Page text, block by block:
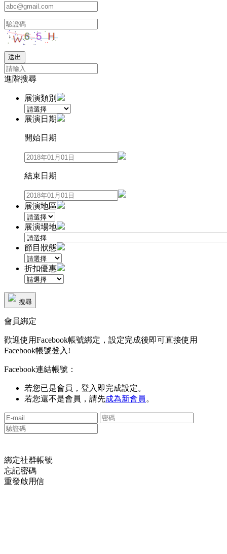
進階搜尋
展演類別
展演日期
開始日期
結束日期
展演地區
展演場地
節目狀態
折扣優惠
搜尋
會員綁定
歡迎使用Facebook帳號綁定，設定完成後即可直接使用
Facebook帳號登入!
Facebook連結帳號：
若您已是會員，登入即完成設定。
若您還不是會員，請先成為新會員 。
綁定社群帳號
忘記密碼
重發啟用信